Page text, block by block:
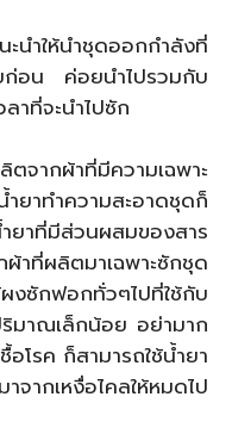
นำให้นำชุดออกกำลังที่
ก่อน ค่อยนำไปรวมกับ
าที่จะนำไปซัก
จากผ้าที่มีความเฉพาะ
าทำความสะอาดชุดก็
ยาที่มีส่วนผสมของสาร
าที่ผลิตมาเฉพาะซักชุด
ซักฟอกทั่วๆไปที่ใช้กับ
มาณเล็กน้อย อย่ามาก
อโรค ก็สามารถใช้น้ำยา
จากเหงื่อไคลให้หมดไป